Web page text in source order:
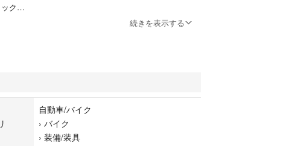
ク
からこその気配り
、多くの人がサイズを上げて履いています。
いる時間がとても長いもの。
とフィットするものを選びましょう。
存の木型」を使用し靴を製作していますが、ワイルド
日本人に合わせた専用設計の木型」を使用しています。
続きを表示する
自動車/バイク
› バイク
› 装備/装具